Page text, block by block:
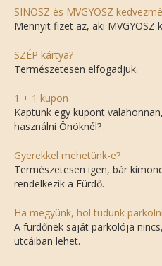
SINOSZ és MVGYOSZ
Mennyit fizet az, aki MVGYOSZ
SZÉP kártya?
Természetesen elfogadjuk.
1 + 1 kupon
Kaptunk egy kupont
használni Önöknél?
Gyerekkel mehetünk-e?
Természetesen igen, bár
rendelkezik a Fürdő.
Ha megyünk, hol tudunk
A fürdőnek saját parkolója
utcáiban lehet.